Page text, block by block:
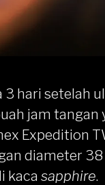
hari setelah
jam tangan
Expedition
diameter
kaca sapphire.